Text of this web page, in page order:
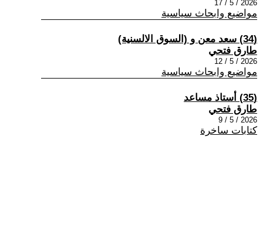
2026 / 5 / 17
مواضيع وابحاث سياسية
(34) سعد معن و (السوق الالسنية)
طارق فتحي
2026 / 5 / 12
مواضيع وابحاث سياسية
(35) أستاذ مساعد
طارق فتحي
2026 / 5 / 9
كتابات ساخرة